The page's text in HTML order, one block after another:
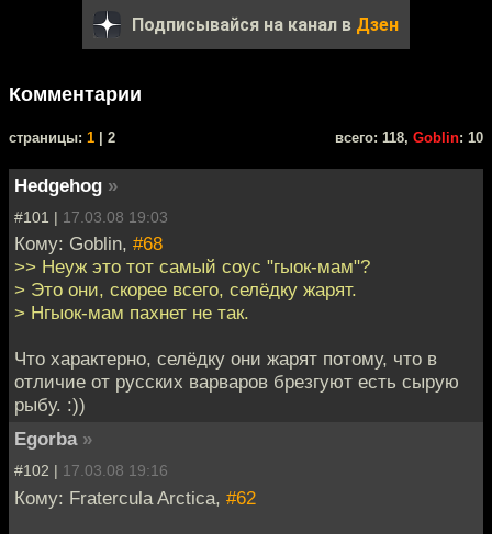
Подписывайся на канал в Дзен
Комментарии
cтраницы: 1 | 2 всего: 118, Goblin: 10
Hedgehog »
#101 | 17.03.08 19:03
Кому: Goblin, #68
>> Неуж это тот самый соус "гыок-мам"?
> Это они, скорее всего, селёдку жарят.
> Нгыок-мам пахнет не так.
Что характерно, селёдку они жарят потому, что в
отличие от русских варваров брезгуют есть сырую
рыбу. :))
Egorba »
#102 | 17.03.08 19:16
Кому: Fratercula Arctica, #62